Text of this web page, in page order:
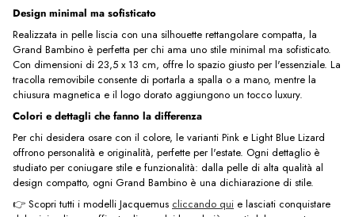
Design minimal ma sofisticato
Realizzata in pelle liscia con una silhouette rettangolare compatta, la
Grand Bambino è perfetta per chi ama uno stile minimal ma sofisticato.
Con dimensioni di 23,5 x 13 cm, offre lo spazio giusto per l'essenziale. La
tracolla removibile consente di portarla a spalla o a mano, mentre la
chiusura magnetica e il logo dorato aggiungono un tocco luxury.
Colori e dettagli che fanno la differenza
Per chi desidera osare con il colore, le varianti Pink e Light Blue Lizard
offrono personalità e originalità, perfette per l'estate. Ogni dettaglio è
studiato per coniugare stile e funzionalità: dalla pelle di alta qualità al
design compatto, ogni Grand Bambino è una dichiarazione di stile.
👉 Scopri tutti i modelli Jacquemus cliccando qui e lasciati conquistare